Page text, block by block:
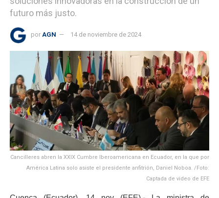
futuro más justo.
por AGN 14 de noviembre de 2024
Cancilleres abren la XXIX Cumbre Iberoamericana en Ecuador, en la que por
América Latina solo asiste el presidente anfitrión, Daniel Noboa. /Foto:
Captada de video de EFE